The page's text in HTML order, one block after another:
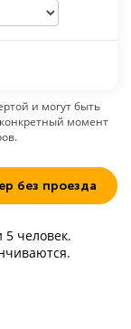
и могут быть
момент
без проезда
5 человек.